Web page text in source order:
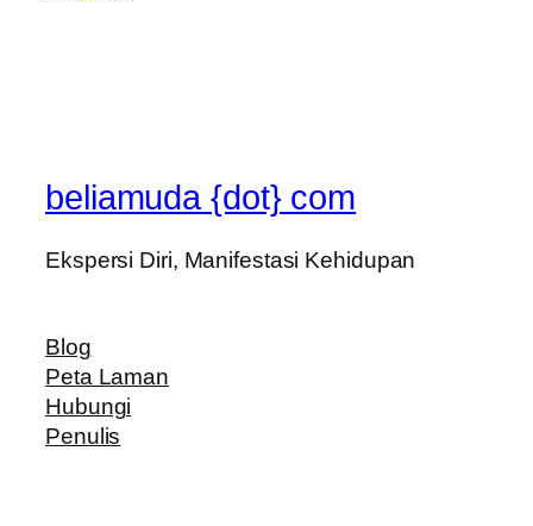
beliamuda {dot} com
Ekspersi Diri, Manifestasi Kehidupan
Blog
Peta Laman
Hubungi
Penulis